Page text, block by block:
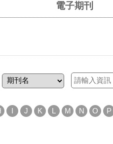
電子期刊
I J K L M N O P